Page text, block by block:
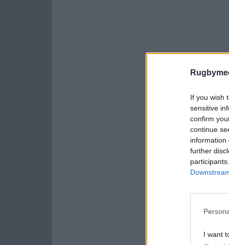
If you wish
sensitive
confirm
continue
information
further
I want